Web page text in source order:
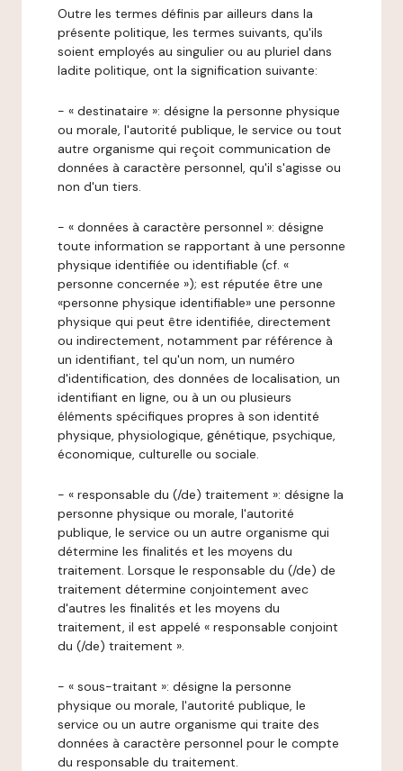
Outre les termes définis par ailleurs dans la
présente politique, les termes suivants, qu'ils
soient employés au singulier ou au pluriel dans
ladite politique, ont la signification suivante:
- « destinataire »: désigne la personne physique
ou morale, l'autorité publique, le service ou tout
autre organisme qui reçoit communication de
données à caractère personnel, qu'il s'agisse ou
non d'un tiers.
- « données à caractère personnel »: désigne
toute information se rapportant à une personne
physique identifiée ou identifiable (cf. «
personne concernée »); est réputée être une
«personne physique identifiable» une personne
physique qui peut être identifiée, directement
ou indirectement, notamment par référence à
un identifiant, tel qu'un nom, un numéro
d'identification, des données de localisation, un
identifiant en ligne, ou à un ou plusieurs
éléments spécifiques propres à son identité
physique, physiologique, génétique, psychique,
économique, culturelle ou sociale.
- « responsable du (/de) traitement »: désigne la
personne physique ou morale, l'autorité
publique, le service ou un autre organisme qui
détermine les finalités et les moyens du
traitement. Lorsque le responsable du (/de) de
traitement détermine conjointement avec
d'autres les finalités et les moyens du
traitement, il est appelé « responsable conjoint
du (/de) traitement ».
- « sous-traitant »: désigne la personne
physique ou morale, l'autorité publique, le
service ou un autre organisme qui traite des
données à caractère personnel pour le compte
du responsable du traitement.